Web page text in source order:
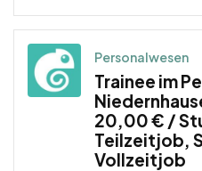
Personalwesen
Trainee im
20,00 € /
Teilzeitjob,
Vollzeitjob